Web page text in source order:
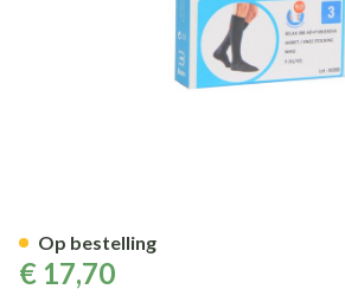
€ 17,70
Op bestelling